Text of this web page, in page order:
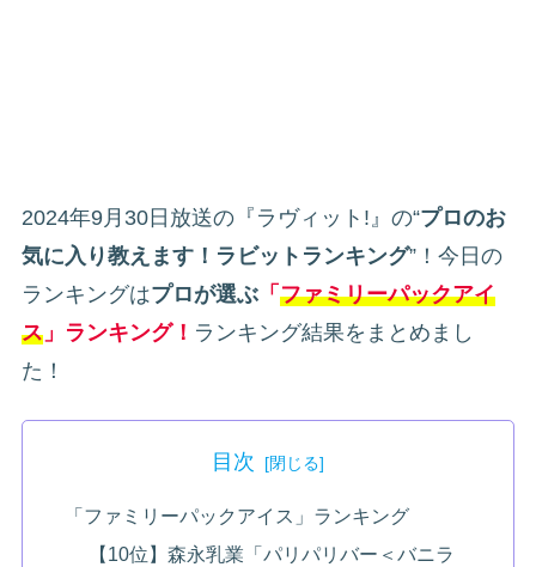
2024年9月30日放送の『ラヴィット!』の“プロのお
気に入り教えます！ラビットランキング”！今日の
ランキングはプロが選ぶ 「 ファミリーパックアイ
ス 」ランキング！ ランキング結果をまとめまし
た！
目次
「ファミリーパックアイス」ランキング
【10位】森永乳業「パリパリバー＜バニラ